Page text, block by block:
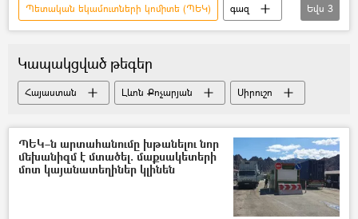
Պետական եկամուտների կոմիտե (ՊԵԿ)
գազ
վառելիք
դիզվառելիք բյուջե
Եվս 3
Կապակցված թեգեր
Հայաստան Լևոն Քոչարյան Սիրուշո
ՊԵԿ–ն արտահանումը խթանելու նոր
մեխանիզմ է մտածել. մաքսակետերի
մոտ կայանատեղիներ կլինեն